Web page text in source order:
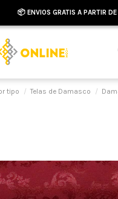
📦 ENVIOS GRATIS A PARTIR
tipo Telas de Damasco